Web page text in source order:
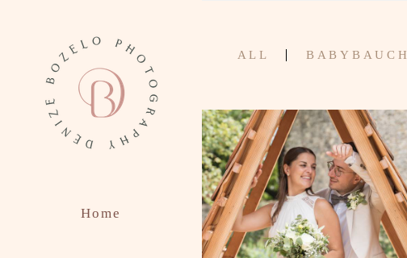
Home
ALL BABYBAUCH
2384